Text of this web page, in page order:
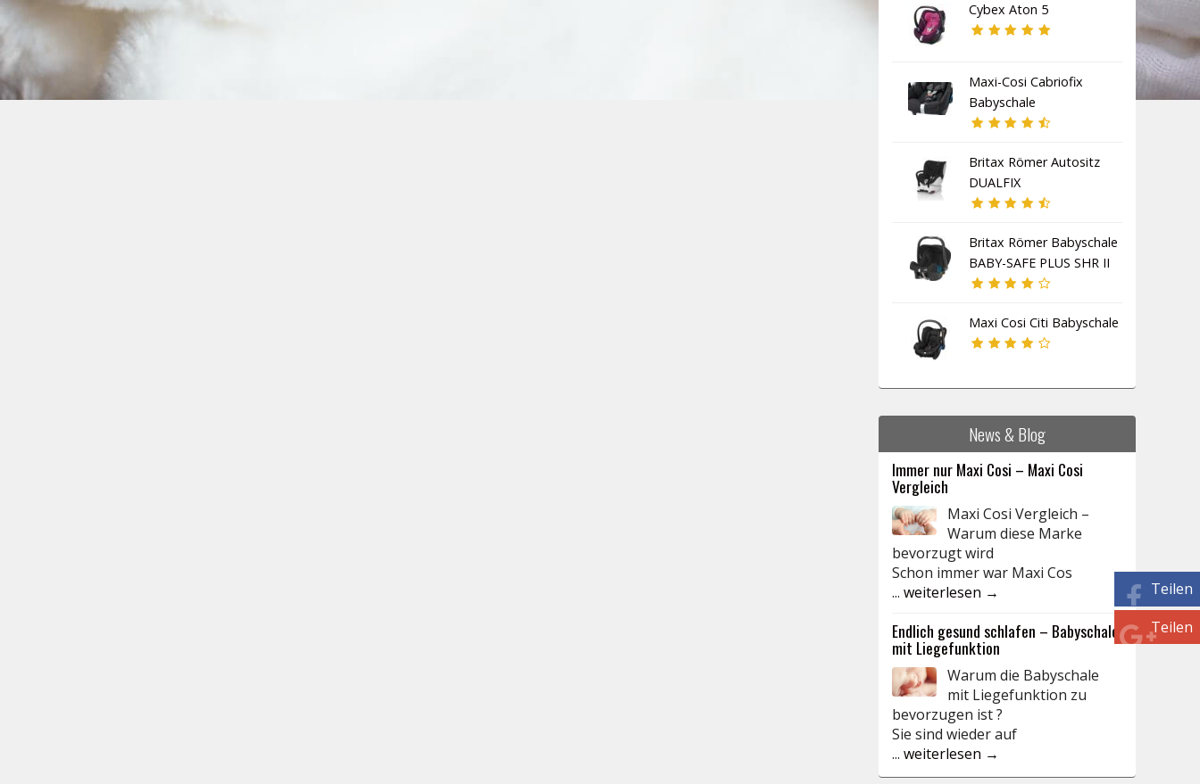
Teilen
Teilen
Cybex Aton 5
Maxi-Cosi Cabriofix
Babyschale
Britax Römer Autositz
DUALFIX
Britax Römer Babyschale
BABY-SAFE PLUS SHR II
Maxi Cosi Citi Babyschale
News & Blog
Immer nur Maxi Cosi – Maxi Cosi
Vergleich
Maxi Cosi Vergleich –
Warum diese Marke
bevorzugt wird
Schon immer war Maxi Cos
... weiterlesen →
Endlich gesund schlafen – Babyschale
mit Liegefunktion
Warum die Babyschale
mit Liegefunktion zu
bevorzugen ist ?
Sie sind wieder auf
... weiterlesen →